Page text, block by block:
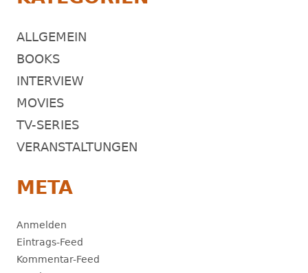
ALLGEMEIN
BOOKS
INTERVIEW
MOVIES
TV-SERIES
VERANSTALTUNGEN
META
Anmelden
Eintrags-Feed
Kommentar-Feed